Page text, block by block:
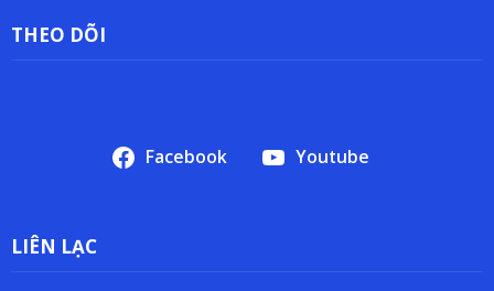
THEO DÕI
Facebook Youtube
LIÊN LẠC